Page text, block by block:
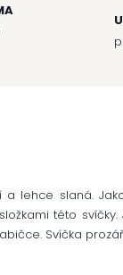
a lehce slaná.
této
Svíčka